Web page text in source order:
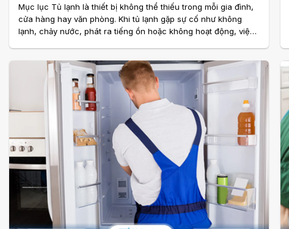
Mục lục Tủ lạnh là thiết bị không thể thiếu trong mỗi gia đình,
cửa hàng hay văn phòng. Khi tủ lạnh gặp sự cố như không
lạnh, chảy nước, phát ra tiếng ồn hoặc không hoạt động, việc
sửa tủ lạnh giá rẻ tại Hà Nội có mặt sau 30 phút ngày càng
tăng. Với đội ngũ kỹ thuật viên giàu kinh nghiệm, quy trình làm
việc chuyên nghiệp và mạng lưới hỗ trợ. . .